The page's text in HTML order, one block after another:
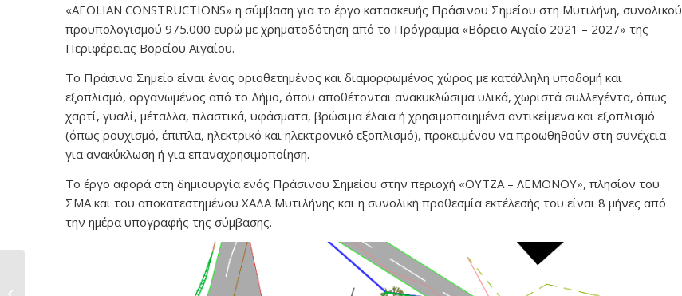
«AEOLIAN CONSTRUCTIONS» η σύμβαση για το έργο κατασκευής Πράσινου Σημείου στη Μυτιλήνη, συνολικού
προϋπολογισμού 975.000 ευρώ με χρηματοδότηση από το Πρόγραμμα «Βόρειο Αιγαίο 2021 – 2027» της
Περιφέρειας Βορείου Αιγαίου.
Το Πράσινο Σημείο είναι ένας οριοθετημένος και διαμορφωμένος χώρος με κατάλληλη υποδομή και
εξοπλισμό, οργανωμένος από το Δήμο, όπου αποθέτονται ανακυκλώσιμα υλικά, χωριστά συλλεγέντα, όπως
χαρτί, γυαλί, μέταλλα, πλαστικά, υφάσματα, βρώσιμα έλαια ή χρησιμοποιημένα αντικείμενα και εξοπλισμό
(όπως ρουχισμό, έπιπλα, ηλεκτρικό και ηλεκτρονικό εξοπλισμό), προκειμένου να προωθηθούν στη συνέχεια
για ανακύκλωση ή για επαναχρησιμοποίηση.
Το έργο αφορά στη δημιουργία ενός Πράσινου Σημείου στην περιοχή «ΟΥΤΖΑ – ΛΕΜΟΝΟΥ», πλησίον του
ΣΜΑ και του αποκατεστημένου ΧΑΔΑ Μυτιλήνης και η συνολική προθεσμία εκτέλεσής του είναι 8 μήνες από
την ημέρα υπογραφής της σύμβασης.